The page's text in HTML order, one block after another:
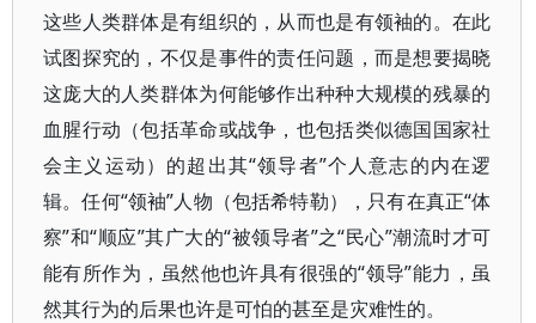
这些人类群体是有组织的，从而也是有领袖的。在此
试图探究的，不仅是事件的责任问题，而是想要揭晓
这庞大的人类群体为何能够作出种种大规模的残暴的
血腥行动（包括革命或战争，也包括类似德国国家社
会主义运动）的超出其“领导者”个人意志的内在逻
辑。任何“领袖”人物（包括希特勒），只有在真正“体
察”和“顺应”其广大的“被领导者”之“民心”潮流时才可
能有所作为，虽然他也许具有很强的“领导”能力，虽
然其行为的后果也许是可怕的甚至是灾难性的。